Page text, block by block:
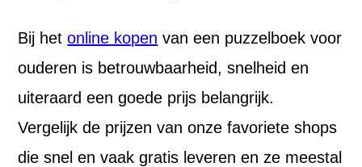
Bij hetonline kopen van een puzzelboek voor
ouderen is betrouwbaarheid, snelheid en
uiteraard een goede prijs belangrijk.
Vergelijk de prijzen van onze favoriete shops
die snel en vaak gratis leveren en ze meestal